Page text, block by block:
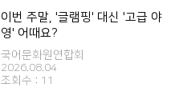
이번 주말, '글램핑' 대신 '고급 야
영' 어때요?
국어문화원연합회
2026.08.04
조회수 : 11